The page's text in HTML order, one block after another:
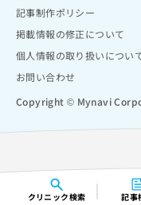
クリニック検索 記事
記事制作ポリシー
掲載情報の修正について
個人情報の取り扱いについ
お問い合わせ
Copyright © Mynavi